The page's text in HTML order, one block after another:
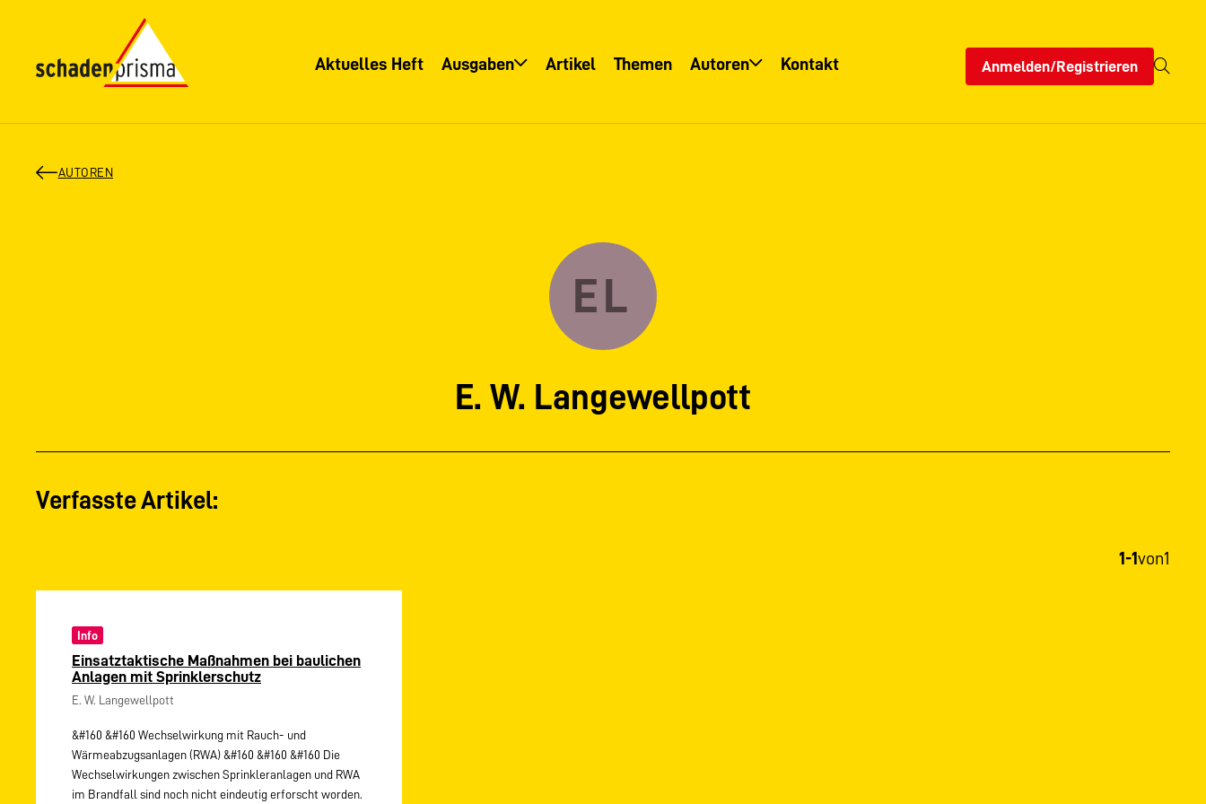
Aktuelles Heft Ausgaben Artikel Themen Autoren Kontakt Anmelden/Registrieren
AUTOREN
EL
E. W. Langewellpott
Verfasste Artikel:
1-1 von1
Info
Einsatztaktische Maßnahmen bei baulichen
Anlagen mit Sprinklerschutz
E. W. Langewellpott
&#160 &#160 Wechselwirkung mit Rauch- und
Wärmeabzugsanlagen (RWA) &#160 &#160 &#160 Die
Wechselwirkungen zwischen Sprinkleranlagen und RWA
im Brandfall sind noch nicht eindeutig erforscht worden.